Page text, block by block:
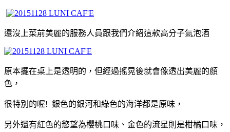
還沒上菜前美麗的服務人員跟我們介紹這款高分子氣泡酒
原本擺在桌上是透明的，但經過搖晃後就會像透出美麗的顏
色，
很特別的喔! 銀色的銀河和綠色的海洋都是原味 ，
另外還有紅色的慾望為櫻桃口味 、 金色的流星則是柑橘口味 ，